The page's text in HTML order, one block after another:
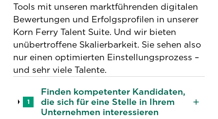
Tools mit unseren marktführenden digitalen
Bewertungen und Erfolgsprofilen in unserer
Korn Ferry Talent Suite. Und wir bieten
unübertroffene Skalierbarkeit. Sie sehen also
nur einen optimierten Einstellungsprozess –
und sehr viele Talente.
1
Finden kompetenter Kandidaten,
die sich für eine Stelle in Ihrem
Unternehmen interessieren